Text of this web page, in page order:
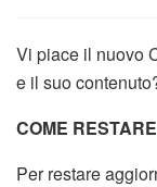
Vi piace il nuovo
e il suo
COME
Per restare